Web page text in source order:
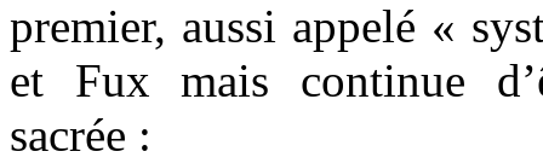
premier, aussi appelé «
et Fux mais continue
sacrée :